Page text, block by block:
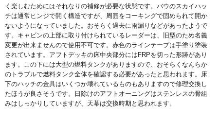
く楽しむためにはそれなりの補修が必要な状態です。バウのスカイハッ
チは通常ヒンジで開く構造ですが、周囲をコーキングで固められて開か
ないようになっていました。おそらく過去に雨漏りなどがあったようで
す。キャビンの上部に取り付けられているレーダーは、旧型のため名義
変更が出来ませんので使用不可です。赤色のラインテープは手塗り塗装
されています。アフトデッキの床中央部分にはFRPを切った形跡があり
ます。この下には大型の燃料タンクがありますので、おそらくなんらか
のトラブルで燃料タンク全体を確認する必要があったと思われます。床
下のハッチの金具はいくつか壊れているものもありますので修理交換し
たほうが良さそうです。日除けのアフトオーニングはステンレスの骨組
みはしっかりしていますが、天幕は交換時期と思われます。